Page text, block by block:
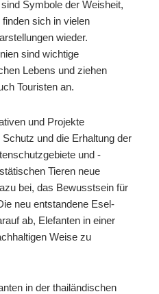
Symbole der Weisheit,
sich in vielen
wieder.
sind wichtige
Lebens und ziehen
Touristen an.
und Projekte
und die Erhaltung der
und -
Tieren neue
bei, das Bewusstsein für
neu entstandene Esel-
ab, Elefanten in einer
Weise zu
in der thailändischen